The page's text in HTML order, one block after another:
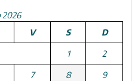
2026
V S D
1 2
7 8 9